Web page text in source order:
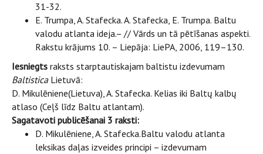
31-32.
E. Trumpa, A. Stafecka. A. Stafecka, E. Trumpa. Baltu
valodu atlanta ideja.– // Vārds un tā pētīšanas aspekti.
Rakstu krājums 10. – Liepāja: LiePA, 2006, 119–130.
Iesniegts raksts starptautiskajam baltistu izdevumam
BaltisticaLietuvā:
D. Mikulēniene(Lietuva), A. Stafecka. Kelias iki Baltų kalbų
atlaso (Ceļš līdz Baltu atlantam).
Sagatavoti publicēšanai 3 raksti:
D. Mikulēniene, A. Stafecka.Baltu valodu atlanta
leksikas daļas izveides principi – izdevumam